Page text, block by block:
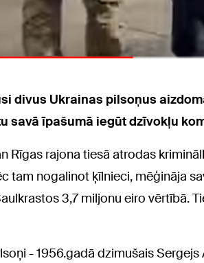
divus Ukrainas pilsoņus
savā īpašumā iegūt dzīvokļu
Rīgas rajona tiesā atrodas
tam nogalinot ķīlnieci, mēģināja
3,7 miljonu eiro vērtībā.
- 1956.gadā dzimušais Sergejs